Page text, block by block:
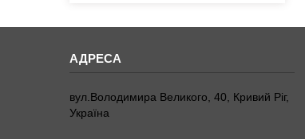
вул.Володимира Великого, 40, Кривий Ріг,
Україна